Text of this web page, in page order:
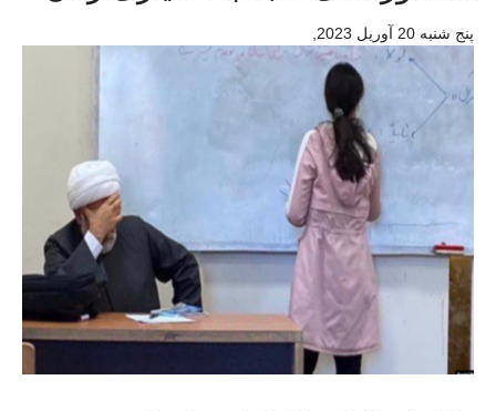
پنج شنبه 20 آوريل 2023 ,